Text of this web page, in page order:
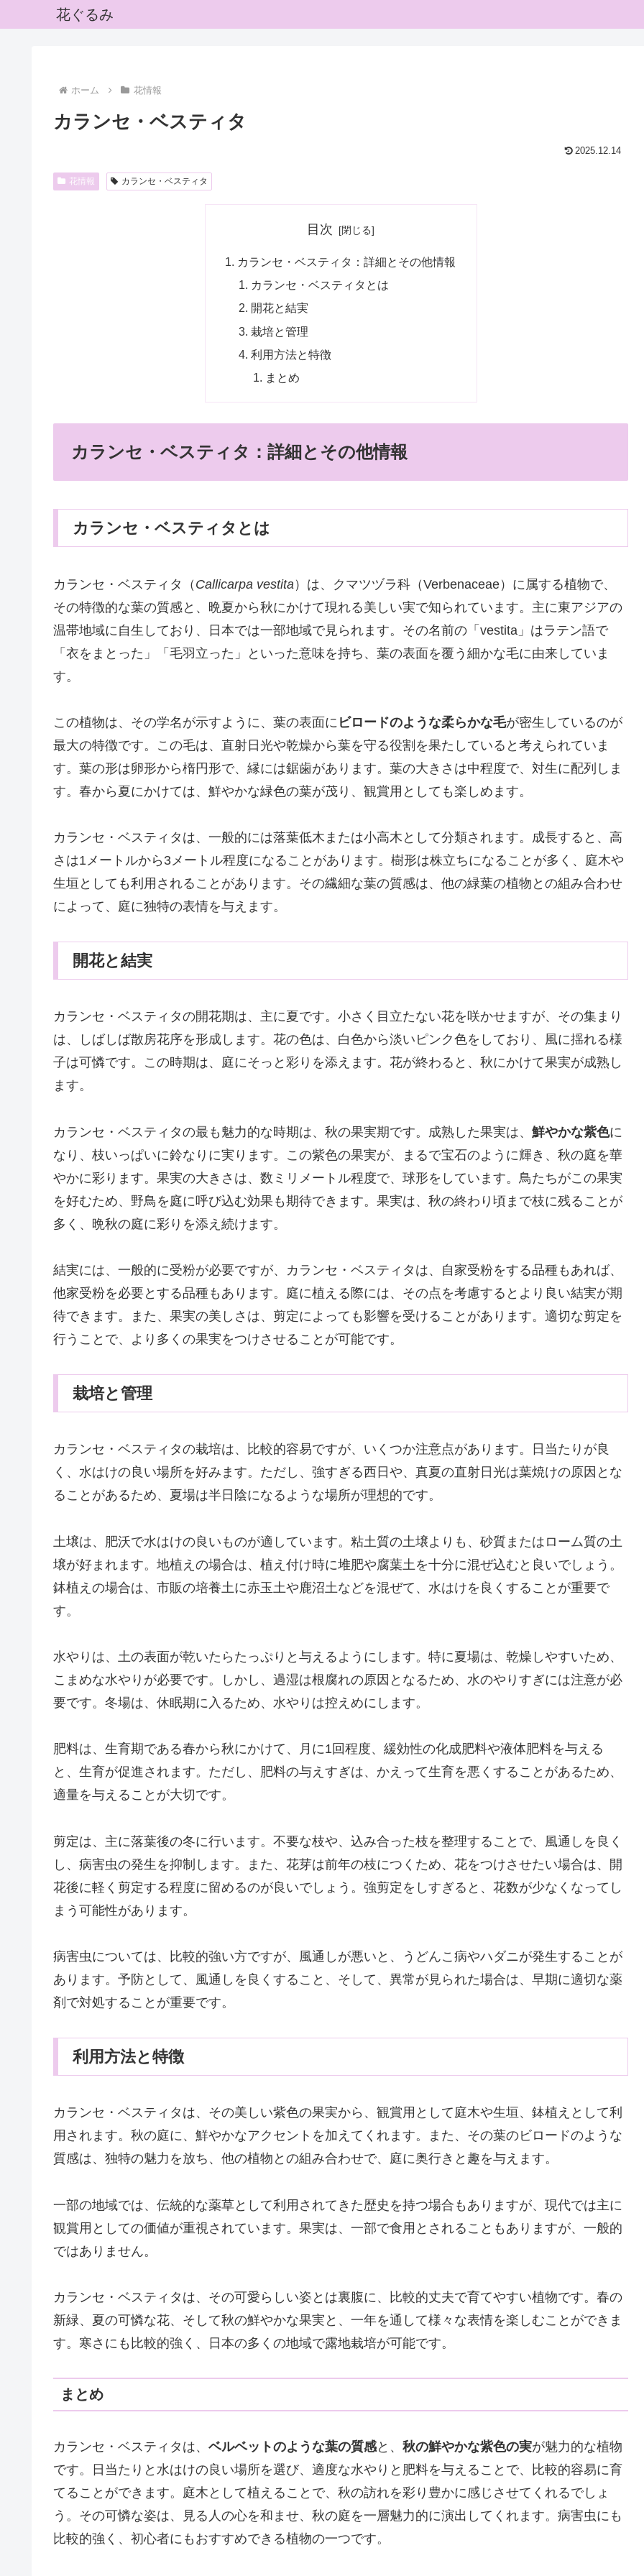
花ぐるみ
ホーム 花情報
カランセ・ベスティタ
2025.12.14
花情報 カランセ・ベスティタ
目次
カランセ・ベスティタ：詳細とその他情報
カランセ・ベスティタとは
開花と結実
栽培と管理
利用方法と特徴
まとめ
カランセ・ベスティタ：詳細とその他情報
カランセ・ベスティタとは
カランセ・ベスティタ（ Callicarpa vestita ）は、クマツヅラ科（Verbenaceae）に属する植物で、
その特徴的な葉の質感と、晩夏から秋にかけて現れる美しい実で知られています。主に東アジアの
温帯地域に自生しており、日本では一部地域で見られます。その名前の「vestita」はラテン語で
「衣をまとった」「毛羽立った」といった意味を持ち、葉の表面を覆う細かな毛に由来していま
す。
この植物は、その学名が示すように、葉の表面に ビロードのような柔らかな毛が密生しているのが
最大の特徴です。この毛は、直射日光や乾燥から葉を守る役割を果たしていると考えられていま
す。葉の形は卵形から楕円形で、縁には鋸歯があります。葉の大きさは中程度で、対生に配列しま
す。春から夏にかけては、鮮やかな緑色の葉が茂り、観賞用としても楽しめます。
カランセ・ベスティタは、一般的には落葉低木または小高木として分類されます。成長すると、高
さは1メートルから3メートル程度になることがあります。樹形は株立ちになることが多く、庭木や
生垣としても利用されることがあります。その繊細な葉の質感は、他の緑葉の植物との組み合わせ
によって、庭に独特の表情を与えます。
開花と結実
カランセ・ベスティタの開花期は、主に夏です。小さく目立たない花を咲かせますが、その集まり
は、しばしば散房花序を形成します。花の色は、白色から淡いピンク色をしており、風に揺れる様
子は可憐です。この時期は、庭にそっと彩りを添えます。花が終わると、秋にかけて果実が成熟し
ます。
カランセ・ベスティタの最も魅力的な時期は、秋の果実期です。成熟した果実は、 鮮やかな紫色に
なり、枝いっぱいに鈴なりに実ります。この紫色の果実が、まるで宝石のように輝き、秋の庭を華
やかに彩ります。果実の大きさは、数ミリメートル程度で、球形をしています。鳥たちがこの果実
を好むため、野鳥を庭に呼び込む効果も期待できます。果実は、秋の終わり頃まで枝に残ることが
多く、晩秋の庭に彩りを添え続けます。
結実には、一般的に受粉が必要ですが、カランセ・ベスティタは、自家受粉をする品種もあれば、
他家受粉を必要とする品種もあります。庭に植える際には、その点を考慮するとより良い結実が期
待できます。また、果実の美しさは、剪定によっても影響を受けることがあります。適切な剪定を
行うことで、より多くの果実をつけさせることが可能です。
栽培と管理
カランセ・ベスティタの栽培は、比較的容易ですが、いくつか注意点があります。日当たりが良
く、水はけの良い場所を好みます。ただし、強すぎる西日や、真夏の直射日光は葉焼けの原因とな
ることがあるため、夏場は半日陰になるような場所が理想的です。
土壌は、肥沃で水はけの良いものが適しています。粘土質の土壌よりも、砂質またはローム質の土
壌が好まれます。地植えの場合は、植え付け時に堆肥や腐葉土を十分に混ぜ込むと良いでしょう。
鉢植えの場合は、市販の培養土に赤玉土や鹿沼土などを混ぜて、水はけを良くすることが重要で
す。
水やりは、土の表面が乾いたらたっぷりと与えるようにします。特に夏場は、乾燥しやすいため、
こまめな水やりが必要です。しかし、過湿は根腐れの原因となるため、水のやりすぎには注意が必
要です。冬場は、休眠期に入るため、水やりは控えめにします。
肥料は、生育期である春から秋にかけて、月に1回程度、緩効性の化成肥料や液体肥料を与える
と、生育が促進されます。ただし、肥料の与えすぎは、かえって生育を悪くすることがあるため、
適量を与えることが大切です。
剪定は、主に落葉後の冬に行います。不要な枝や、込み合った枝を整理することで、風通しを良く
し、病害虫の発生を抑制します。また、花芽は前年の枝につくため、花をつけさせたい場合は、開
花後に軽く剪定する程度に留めるのが良いでしょう。強剪定をしすぎると、花数が少なくなってし
まう可能性があります。
病害虫については、比較的強い方ですが、風通しが悪いと、うどんこ病やハダニが発生することが
あります。予防として、風通しを良くすること、そして、異常が見られた場合は、早期に適切な薬
剤で対処することが重要です。
利用方法と特徴
カランセ・ベスティタは、その美しい紫色の果実から、観賞用として庭木や生垣、鉢植えとして利
用されます。秋の庭に、鮮やかなアクセントを加えてくれます。また、その葉のビロードのような
質感は、独特の魅力を放ち、他の植物との組み合わせで、庭に奥行きと趣を与えます。
一部の地域では、伝統的な薬草として利用されてきた歴史を持つ場合もありますが、現代では主に
観賞用としての価値が重視されています。果実は、一部で食用とされることもありますが、一般的
ではありません。
カランセ・ベスティタは、その可愛らしい姿とは裏腹に、比較的丈夫で育てやすい植物です。春の
新緑、夏の可憐な花、そして秋の鮮やかな果実と、一年を通して様々な表情を楽しむことができま
す。寒さにも比較的強く、日本の多くの地域で露地栽培が可能です。
まとめ
カランセ・ベスティタは、 ベルベットのような葉の質感と、 秋の鮮やかな紫色の実が魅力的な植物
です。日当たりと水はけの良い場所を選び、適度な水やりと肥料を与えることで、比較的容易に育
てることができます。庭木として植えることで、秋の訪れを彩り豊かに感じさせてくれるでしょ
う。その可憐な姿は、見る人の心を和ませ、秋の庭を一層魅力的に演出してくれます。病害虫にも
比較的強く、初心者にもおすすめできる植物の一つです。